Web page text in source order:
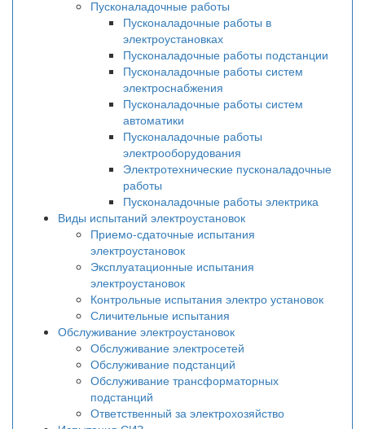
Пусконаладочные работы
Пусконаладочные работы в
электроустановках
Пусконаладочные работы подстанции
Пусконаладочные работы систем
электроснабжения
Пусконаладочные работы систем
автоматики
Пусконаладочные работы
электрооборудования
Электротехнические пусконаладочные
работы
Пусконаладочные работы электрика
Виды испытаний электроустановок
Приемо-сдаточные испытания
электроустановок
Эксплуатационные испытания
электроустановок
Контрольные испытания электро установок
Сличительные испытания
Обслуживание электроустановок
Обслуживание электросетей
Обслуживание подстанций
Обслуживание трансформаторных
подстанций
Ответственный за электрохозяйство